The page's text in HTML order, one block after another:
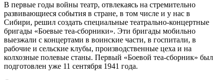
В первые годы войны театр, отвлекаясь на стремительно
развивающиеся события в стране, в том числе и у нас в
Сибири, решил создать специальные театрально-концертные
бригады «Боевые теа-сборники». Эти бригады мобильно
выезжали с концертами в воинские части, в госпитали, в
рабочие и сельские клубы, производственные цеха и на
колхозные полевые станы. Первый «Боевой теа-сборник» был
подготовлен уже 11 сентября 1941 года.